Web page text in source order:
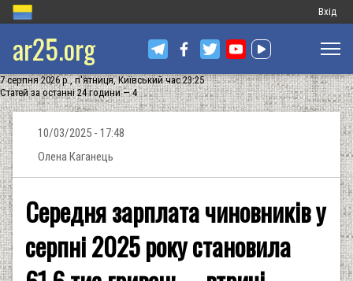
Меню
запису
Вхід
ar25.org
7 серпня 2026 р., п'ятниця, Київський час 23:25
Статей за останні 24 години — 4
10/03/2025 - 17:48
Олена Каганець
Середня зарплата чиновників у
серпні 2025 року становила